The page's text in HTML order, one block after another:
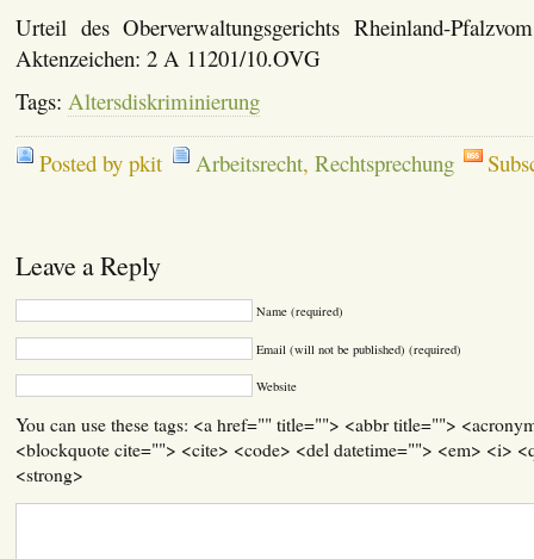
Urteil des Oberverwaltungsgerichts Rheinland-
Aktenzeichen: 2 A 11201/10.OVG
Tags: Altersdiskriminierung
Posted by pkit Arbeitsrecht, Rechtsprechung
Leave a Reply
Name (required)
Email (will not be published) (required)
Website
You can use these tags: <a href="" title=""> <abbr title="">
<blockquote cite=""> <cite> <code> <del datetime=""> <em> <i>
<strong>